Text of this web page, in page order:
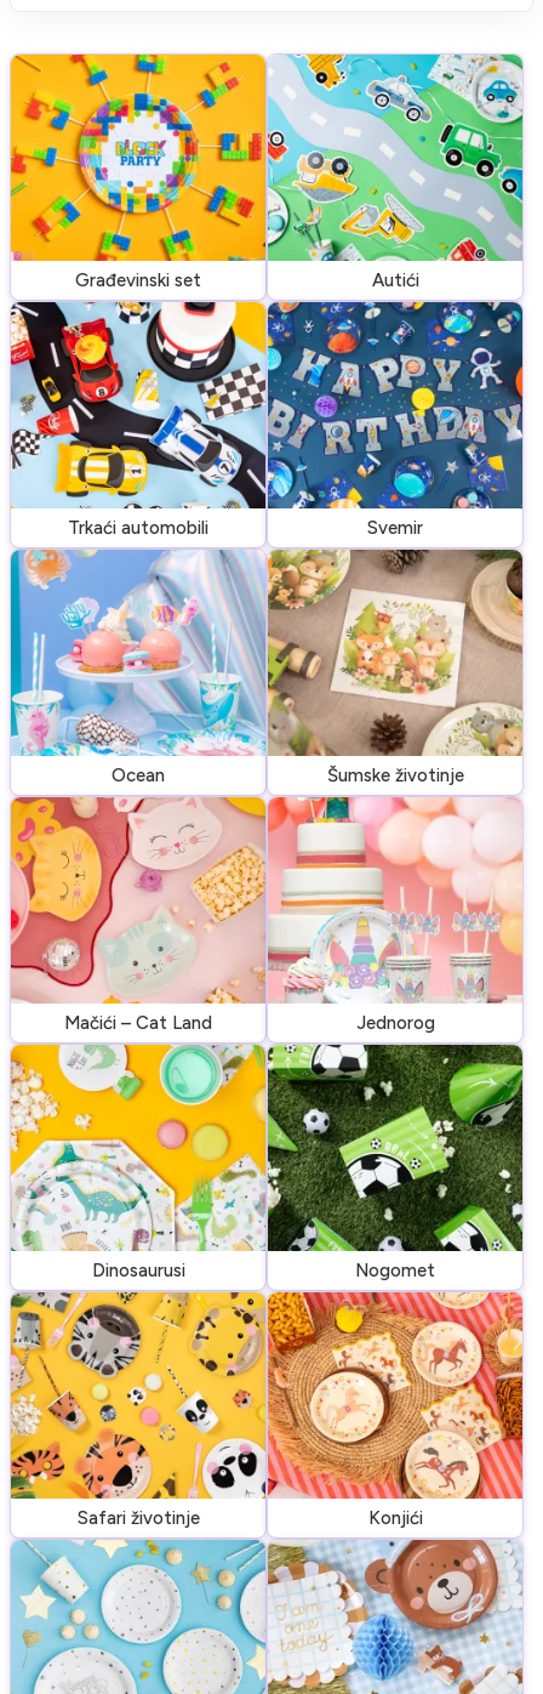
Građevinski set Autići
Trkaći automobili Svemir
Ocean Šumske životinje
Mačići – Cat Land Jednorog
Dinosaurusi Nogomet
Safari životinje Konjići